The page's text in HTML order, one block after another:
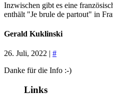
Inzwischen gibt es eine
enthält "Je brule de partout" in
Gerald Kuklinski
26. Juli, 2022 | #
Danke für die Info :-)
Links